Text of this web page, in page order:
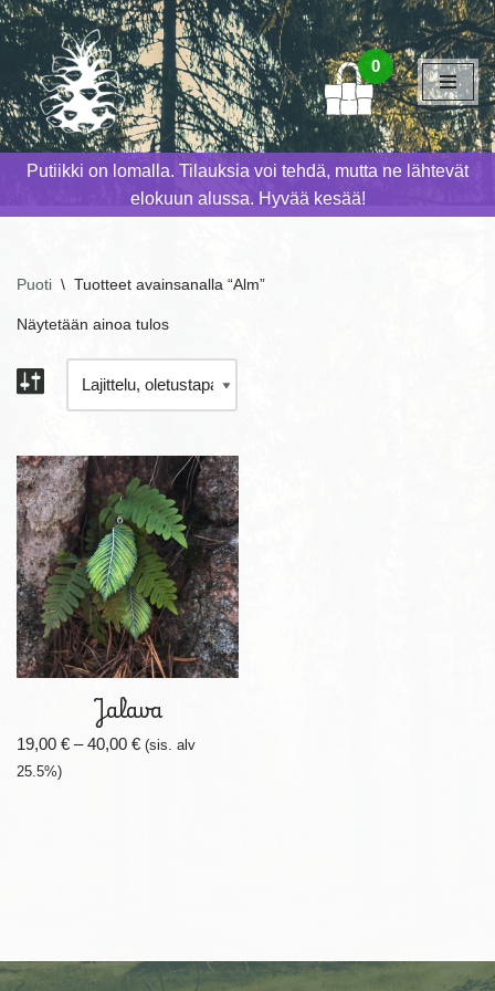
Siirry
suoraan
sisältöön
0
Putiikki on lomalla. Tilauksia voi tehdä, mutta ne lähtevät
elokuun alussa. Hyvää kesää!
Puoti \ Tuotteet avainsanalla “Alm”
Näytetään ainoa tulos
Jalava
19,00 € – 40,00 € (sis. alv
25.5%)